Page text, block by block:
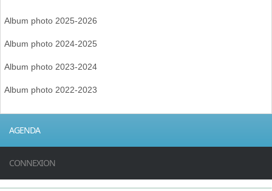
Album photo 2025-2026
Album photo 2024-2025
Album photo 2023-2024
Album photo 2022-2023
AGENDA
CONNEXION